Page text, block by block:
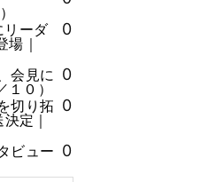
リーダ
｜
0
会見に
０）
0
切り拓
定｜
0
ビュー 0